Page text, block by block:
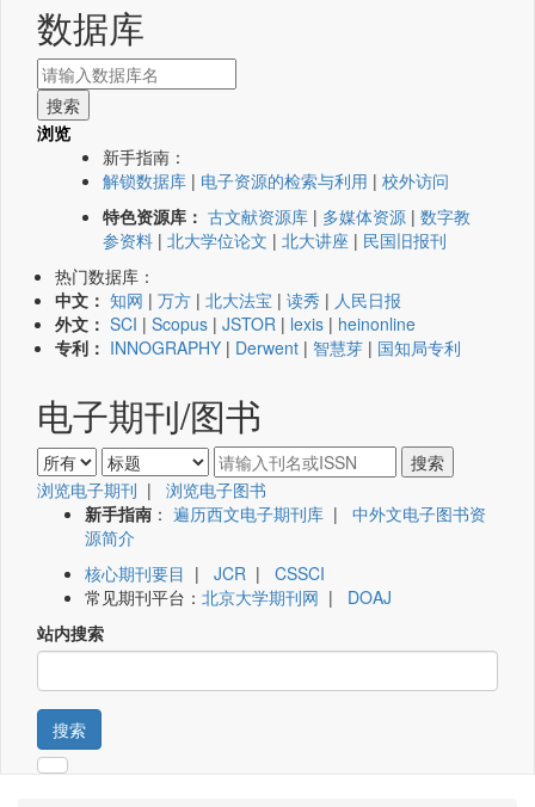
数据库
浏览
新手指南：
解锁数据库 | 电子资源的检索与利用 | 校外访问
特色资源库： 古文献资源库 | 多媒体资源 | 数字教
参资料 | 北大学位论文 | 北大讲座 | 民国旧报刊
热门数据库：
中文： 知网 | 万方 | 北大法宝 | 读秀 | 人民日报
外文： SCI | Scopus | JSTOR | lexis | heinonline
专利： INNOGRAPHY | Derwent | 智慧芽 | 国知局专利
电子期刊/图书
浏览电子期刊 | 浏览电子图书
新手指南 ： 遍历西文电子期刊库 | 中外文电子图书资
源简介
核心期刊要目 | JCR | CSSCI
常见期刊平台： 北京大学期刊网 | DOAJ
站内搜索
搜索